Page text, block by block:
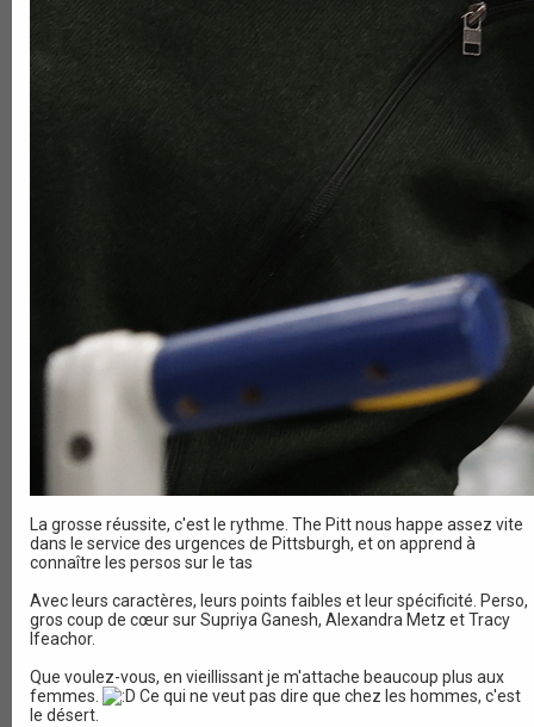
La grosse réussite, c'est le rythme. The Pitt nous happe assez vite
dans le service des urgences de Pittsburgh, et on apprend à
connaître les persos sur le tas
Avec leurs caractères, leurs points faibles et leur spécificité. Perso,
gros coup de cœur sur Supriya Ganesh, Alexandra Metz et Tracy
Ifeachor.
Que voulez-vous, en vieillissant je m'attache beaucoup plus aux
femmes.
Ce qui ne veut pas dire que chez les hommes, c'est
le désert.